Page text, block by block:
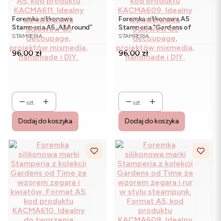
Foremka silikonowa
Stamperia A5 „All Around”
KACMA611 - kwiaty, liście,
owady
PRODUCENT
STAMPERIA
Cena
96,00 zł
szt.
Dodaj do koszyka
Foremka silikonowa A5
Stamperia "Gardens of
Time" KACMA609 - zegar i
lokomotywa
PRODUCENT
STAMPERIA
Cena
96,00 zł
szt.
Dodaj do koszyka